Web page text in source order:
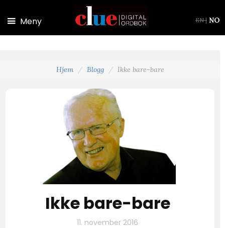
Meny EN| NO
Hjem Blogg Ikke bare-bare
Ikke bare-bare
11. november 2016